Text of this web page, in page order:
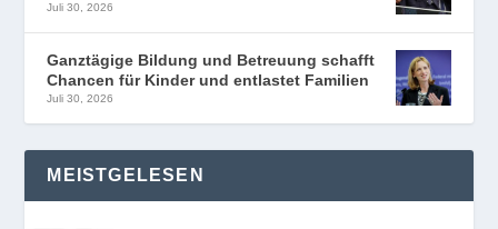
Juli 30, 2026
Ganztägige Bildung und Betreuung schafft
Chancen für Kinder und entlastet Familien
Juli 30, 2026
MEISTGELESEN